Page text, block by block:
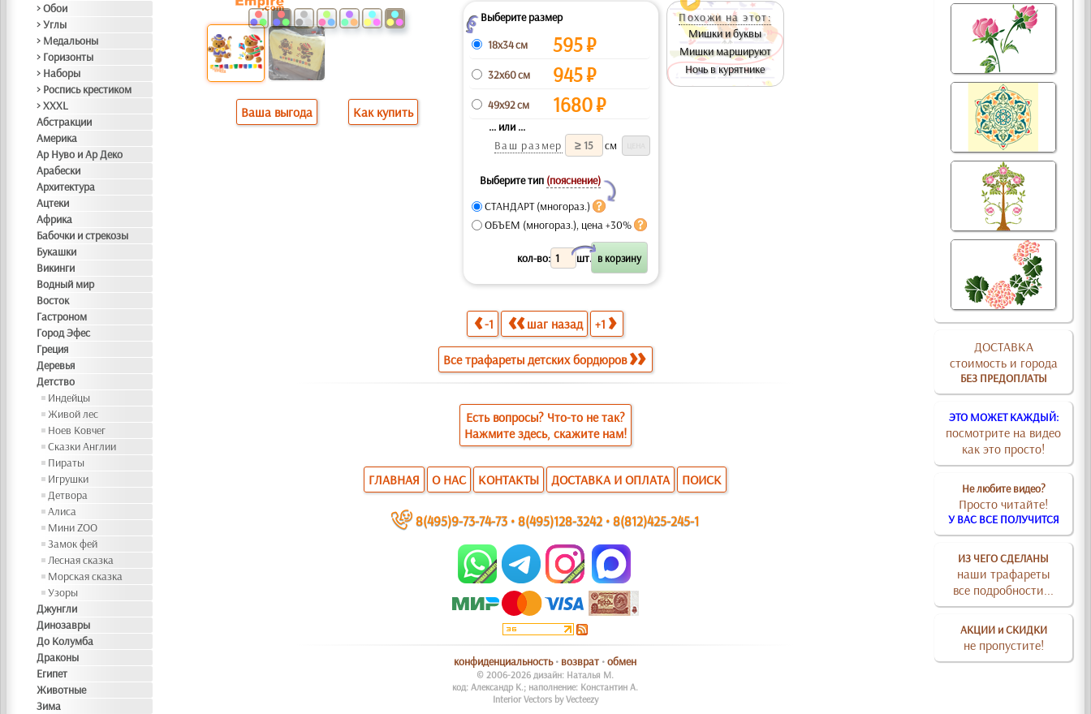
> Обои
> Углы
> Медальоны
> Горизонты
> Наборы
> Роспись крестиком
> XXXL
Абстракции
Америка
Ар Нуво и Ар Деко
Арабески
Архитектура
Ацтеки
Африка
Бабочки и стрекозы
Букашки
Викинги
Водный мир
Восток
Гастроном
Город Эфес
Греция
Деревья
Детство
Индейцы
Живой лес
Ноев Ковчег
Сказки Англии
Пираты
Игрушки
Детвора
Алиса
Мини ZOO
Замок фей
Лесная сказка
Морская сказка
Узоры
Джунгли
Динозавры
До Колумба
Драконы
Египет
Животные
Зима
ДОСТАВКА
стоимость и города
БЕЗ ПРЕДОПЛАТЫ
ЭТО МОЖЕТ КАЖДЫЙ:
посмотрите на видео
как это просто!
Не любите видео?
Просто читайте!
У ВАС ВСЕ ПОЛУЧИТСЯ
ИЗ ЧЕГО СДЕЛАНЫ
наши трафареты
все подробности...
АКЦИИ и СКИДКИ
не пропустите!
Ваша выгода Как купить
ZВыберите размер
18x34 см
595₽
32x60 см 945₽
49x92 см 1680₽
... или ...
Ваш размер
см
Выберите тип (пояснение)
Y
СТАНДАРТ (многораз.)
ОБЪЕМ (многораз.), цена +30%
кол-во: шт.
X
Похожи на этот:
Мишки и буквы
Мишки маршируют
Ночь в курятнике
-1 шаг назад +1
Все трафареты детских бордюров
Есть вопросы? Что-то не так?
Нажмите здесь, скажите нам!
ГЛАВНАЯ О НАС КОНТАКТЫ ДОСТАВКА И ОПЛАТА ПОИСК
~ 8(495)9-73-74-73 •8(495)128-3242 •8(812)425-245-1
конфиденциальность• возврат •обмен
© 2006-2026 дизайн: Наталья М.
код: Александр К.; наполнение: Константин А.
Interior Vectors by Vecteezy